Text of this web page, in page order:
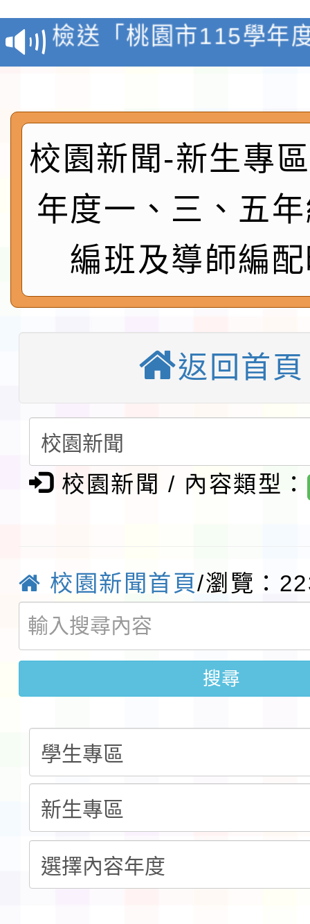
第3次招考代課鐘點教
告(不再辦理後續甄選)
檢送「桃園市115學年
賽實施要點」1份
本市「115學年度學生
程安排一案
「桃園市補助參觀特色
展演活動實施計畫」
請一案
社團法人中華民國畫廊
026 ART TAIPEI臺北
會」之「藝術教育日」
本校115學年度第1學
第2次招考代課鐘點教
告(採1次公告分次招考)
0 小時業訓練課程
轉知本市體育總會划船
「115年桃園市運動會
錦標賽」海洋艇及
「114-115年度
計畫」公費接種對象擴
115學年度迎新活動暨
會活動流程表
本校115學年度第1學
第3次招考代課鐘點教
告(不再辦理後續甄選)
檢送「桃園市115學年
賽實施要點」1份
本市「115學年度學生
請一案
社團法人中華民國畫廊
026 ART TAIPEI臺北
會」之「藝術教育日」
本校115學年度第1學
第2次招考代課鐘點教
告(採1次公告分次招考)
115 年度兒童課後照顧
0 小時業訓練課程
轉知本市體育總會划船
「115年桃園市運動會
錦標賽」海洋艇及
域)，申請變更地點
「114-115年度
計畫」公費接種對象擴
115學年度迎新活動暨
會活動流程表
校園新聞-新生專
年度一、三、五
編班及導師編
返回首頁
校園新聞 / 內容類型：
校園新聞首頁/瀏覽：
搜尋